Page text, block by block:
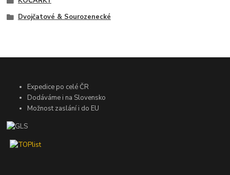
Dvojčatové & Sourozenecké
Expedice po celé ČR
Dodáváme i na Slovensko
Možnost zaslání i do EU